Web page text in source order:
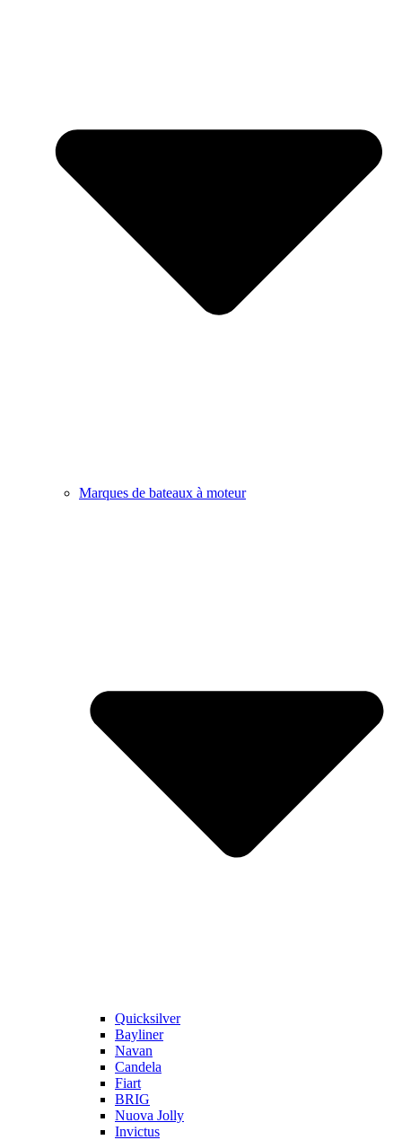
Marques de bateaux à moteur
Quicksilver
Bayliner
Navan
Candela
Fiart
BRIG
Nuova Jolly
Invictus